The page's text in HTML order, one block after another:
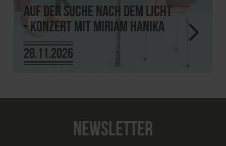
Auf der Suche nach dem Licht
- Konzert mit Miriam Hanika
28.11.2026
NEWSLETTER